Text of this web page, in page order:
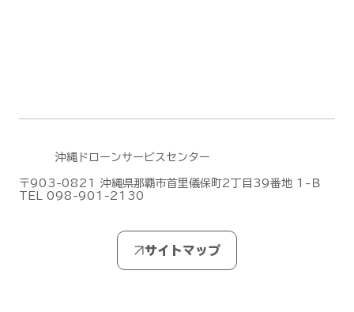
Mic Mini 2S」を発表しました！
沖縄ドローンサービスセンター
〒903-0821 沖縄県那覇市首里儀保町2丁目39番地 1-Ｂ
TEL 098-901-2130